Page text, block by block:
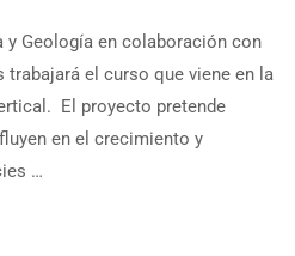
y Geología en colaboración con
trabajará el curso que viene en la
El proyecto pretende
en el crecimiento y
…